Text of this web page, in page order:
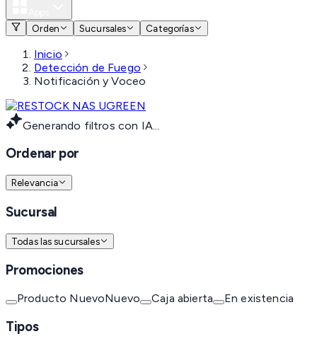
Orden
Sucursales Categorías
Inicio
Detección de Fuego
Notificación y Voceo
Generando filtros con IA...
Ordenar por
Relevancia
Sucursal
Todas las sucursales
Promociones
Producto NuevoNuevo Caja abierta En existencia
Tipos